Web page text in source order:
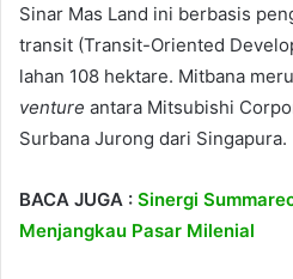
Sinar Mas Land ini berbasis
transit (Transit-Oriented
lahan 108 hektare. Mitbana
venture antara Mitsubishi
Surbana Jurong dari Singapura.
BACA JUGA : Sinergi
Menjangkau Pasar Milenial